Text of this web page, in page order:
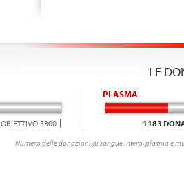
LE
OBIETTIVO 5300
PLASMA
1183
Numero delle donazioni di sangue intero, plasma e